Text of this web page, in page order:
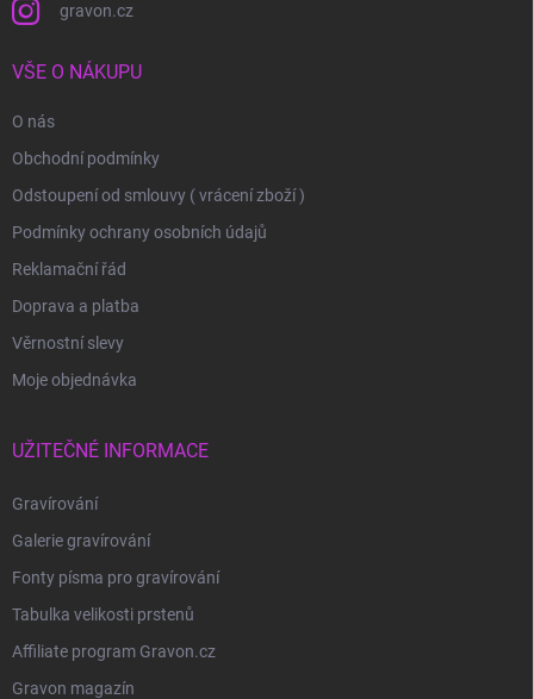
gravon.cz
VŠE O NÁKUPU
O nás
Obchodní podmínky
Odstoupení od smlouvy ( vrácení zboží )
Podmínky ochrany osobních údajů
Reklamační řád
Doprava a platba
Věrnostní slevy
Moje objednávka
UŽITEČNÉ INFORMACE
Gravírování
Galerie gravírování
Fonty písma pro gravírování
Tabulka velikosti prstenů
Affiliate program Gravon.cz
Gravon magazín